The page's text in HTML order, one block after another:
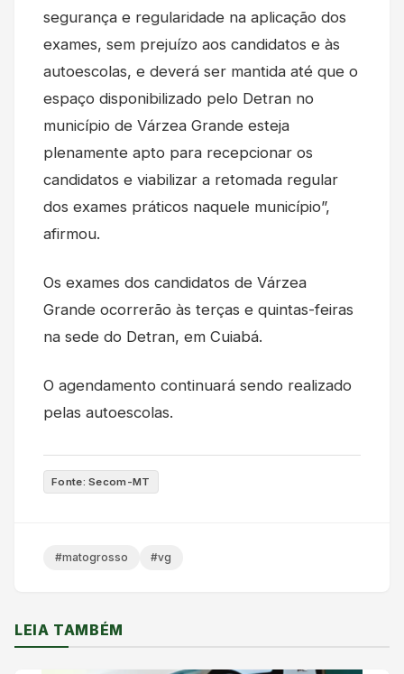
segurança e regularidade na aplicação dos
exames, sem prejuízo aos candidatos e às
autoescolas, e deverá ser mantida até que o
espaço disponibilizado pelo Detran no
município de Várzea Grande esteja
plenamente apto para recepcionar os
candidatos e viabilizar a retomada regular
dos exames práticos naquele município”,
afirmou.
Os exames dos candidatos de Várzea
Grande ocorrerão às terças e quintas-feiras
na sede do Detran, em Cuiabá.
O agendamento continuará sendo realizado
pelas autoescolas.
Fonte: Secom-MT
#matogrosso #vg
LEIA TAMBÉM